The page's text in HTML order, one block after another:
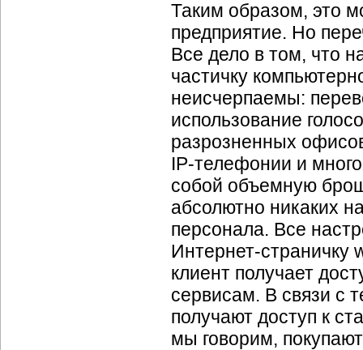
Таким образом, это
предприятие. Но
Все дело в том, что
частичку
неисчерпаемы:
использование
разрозненных
IP-телефонии и
собой объемную
абсолютно никаких
персонала. Все
Интернет-страничку
клиент получает
сервисам. В связи с
получают доступ к
мы говорим,